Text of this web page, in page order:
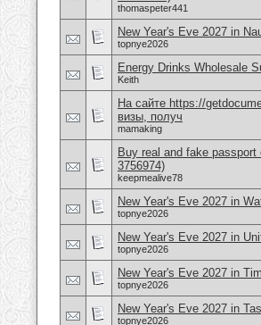
thomaspeter441
New Year's Eve 2027 in
topnye2026
Energy Drinks Wholesale
Keith
На сайте https://
визы, получ
mamaking
Buy real and fake
3756974)
keepmealive78
New Year's Eve 2027 in
topnye2026
New Year's Eve 2027 in
topnye2026
New Year's Eve 2027 in
topnye2026
New Year's Eve 2027 in
topnye2026